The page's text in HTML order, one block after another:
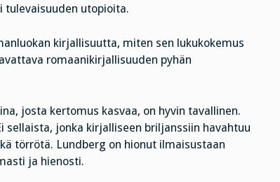
tulevaisuuden utopioita.
kirjallisuutta, miten sen lukukokemus
romaanikirjallisuuden pyhän
josta kertomus kasvaa, on hyvin tavallinen.
sellaista, jonka kirjalliseen briljanssiin havahtuu
törrötä. Lundberg on hionut ilmaisustaan
ja hienosti.